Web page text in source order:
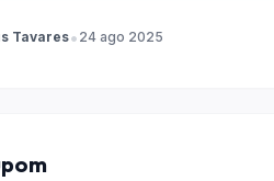
Tavares• 24 ago 2025